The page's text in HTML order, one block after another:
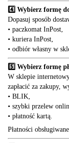
4️⃣ Wybierz formę
Dopasuj sposób
• paczkomat InPost,
• kuriera InPost,
• odbiór własny w
5️⃣ Wybierz formę
W sklepie
zapłacić za zakupy,
• BLIK,
• szybki przelew
• płatność kartą.
Płatności